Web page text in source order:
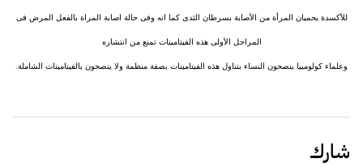
للأكسدة يحميان المرأة من الأصابة بسرطان الثدى كما انه وفى حالة اصابة المراة بالفعل المرض فى
المراحل الأولى هذه الفيتامينات تمنع من انتشاره
وعلماء كولومبيا ينصحون النساء بتناول هذه الفيتامينات بصفة منظمة ولا ينصحون بالفيتامينات الشاملة.
شارك